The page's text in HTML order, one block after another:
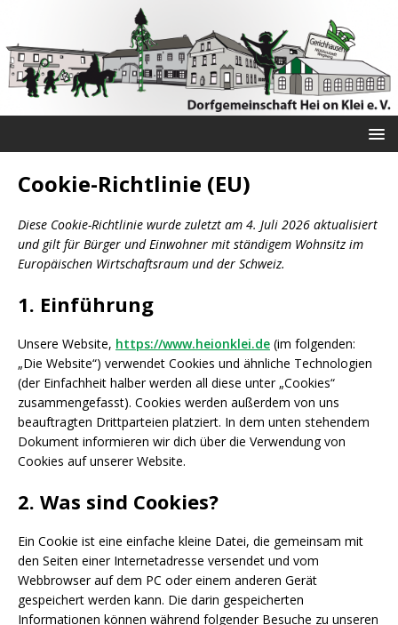
Cookie-Richtlinie (EU)
Diese Cookie-Richtlinie wurde zuletzt am 4. Juli 2026 aktualisiert
und gilt für Bürger und Einwohner mit ständigem Wohnsitz im
Europäischen Wirtschaftsraum und der Schweiz.
1. Einführung
Unsere Website, https://www.heionklei.de (im folgenden:
„Die Website“) verwendet Cookies und ähnliche Technologien
(der Einfachheit halber werden all diese unter „Cookies“
zusammengefasst). Cookies werden außerdem von uns
beauftragten Drittparteien platziert. In dem unten stehendem
Dokument informieren wir dich über die Verwendung von
Cookies auf unserer Website.
2. Was sind Cookies?
Ein Cookie ist eine einfache kleine Datei, die gemeinsam mit
den Seiten einer Internetadresse versendet und vom
Webbrowser auf dem PC oder einem anderen Gerät
gespeichert werden kann. Die darin gespeicherten
Informationen können während folgender Besuche zu unseren